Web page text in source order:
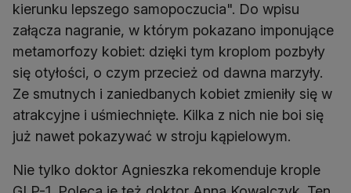
kierunku lepszego samopoczucia". Do wpisu
załącza nagranie, w którym pokazano imponujące
metamorfozy kobiet: dzięki tym kroplom pozbyły
się otyłości, o czym przecież od dawna marzyły.
Ze smutnych i zaniedbanych kobiet zmieniły się w
atrakcyjne i uśmiechnięte. Kilka z nich nie boi się
już nawet pokazywać w stroju kąpielowym.
Nie tylko doktor Agnieszka rekomenduje krople